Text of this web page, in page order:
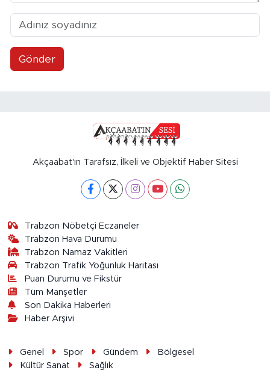
Gönder
Akçaabat'ın Tarafsız, İlkeli ve Objektif Haber Sitesi
Trabzon Nöbetçi Eczaneler
Trabzon Hava Durumu
Trabzon Namaz Vakitleri
Trabzon Trafik Yoğunluk Haritası
Puan Durumu ve Fikstür
Tüm Manşetler
Son Dakika Haberleri
Haber Arşivi
Genel Spor Gündem
Bölgesel
Kültür Sanat
Sağlık